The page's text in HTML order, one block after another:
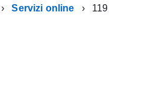
Servizi online 119